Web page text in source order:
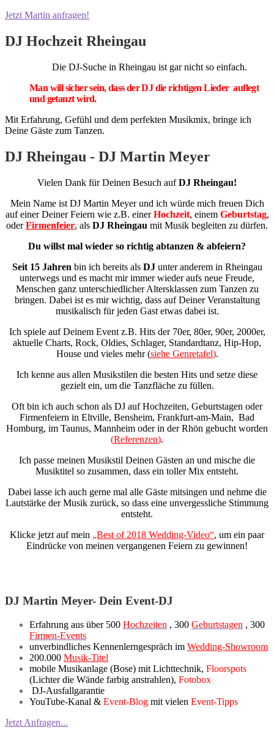
Jetzt Martin anfragen!
DJ Hochzeit Rheingau
Die DJ-Suche in Rheingau ist gar nicht so einfach.
Man will sicher sein, dass der DJ die richtigen Lieder auflegt
und getanzt wird.
Mit Erfahrung, Gefühl und dem perfekten Musikmix, bringe ich
Deine Gäste zum Tanzen.
DJ Rheingau - DJ Martin Meyer
Vielen Dank für Deinen Besuch aufDJ Rheingau!
Mein Name ist DJ Martin Meyer und ich würde mich freuen Dich
auf einer Deiner Feiern wie z.B. einerHochzeit, einem Geburtstag,
oderFirmenfeier, als DJ Rheingau mit Musik begleiten zu dürfen.
Du willst mal wieder so richtig abtanzen & abfeiern?
Seit 15 Jahren bin ich bereits als DJunter anderem in Rheingau
unterwegs und es macht mir immer wieder aufs neue Freude,
Menschen ganz unterschiedlicher Altersklassen zum Tanzen zu
bringen. Dabei ist es mir wichtig, dass auf Deiner Veranstaltung
musikalisch für jeden Gast etwas dabei ist.
Ich spiele auf Deinem Event z.B. Hits der 70er, 80er, 90er, 2000er,
aktuelle Charts, Rock, Oldies, Schlager, Standardtanz, Hip-Hop,
House und vieles mehr (siehe Genretafel).
Ich kenne aus allen Musikstilen die besten Hits und setze diese
gezielt ein, um die Tanzfläche zu füllen.
Oft bin ich auch schon als DJ auf Hochzeiten, Geburtstagen oder
Firmenfeiern in Eltville, Bensheim, Frankfurt-am-Main, Bad
Homburg, im Taunus, Mannheim oder in der Rhön gebucht worden
(Referenzen).
Ich passe meinen Musikstil Deinen Gästen an und mische die
Musiktitel so zusammen, dass ein toller Mix entsteht.
Dabei lasse ich auch gerne mal alle Gäste mitsingen und nehme die
Lautstärke der Musik zurück, so dass eine unvergessliche Stimmung
entsteht.
Klicke jetzt auf mein „Best of 2018 Wedding-Video“, um ein paar
Eindrücke von meinen vergangenen Feiern zu gewinnen!
DJ Martin Meyer- Dein Event-DJ
Erfahrung aus über 500 Hochzeiten , 300 Geburtstagen , 300
Firmen-Events
unverbindliches Kennenlerngespräch im Wedding-Showroom
200.000 Musik-Titel
mobile Musikanlage (Bose) mit Lichttechnik, Floorspots
(Lichter die Wände farbig anstrahlen), Fotobox
DJ-Ausfallgarantie
YouTube-Kanal & Event-Blog mit vielen Event-Tipps
Jetzt Anfragen...